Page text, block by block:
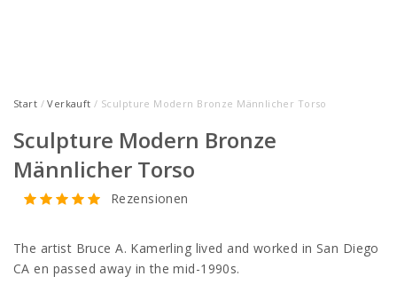
Start /Verkauft / Sculpture Modern Bronze Männlicher Torso
Sculpture Modern Bronze
Männlicher Torso
Rezensionen
The artist Bruce A. Kamerling lived and worked in San Diego
CA en passed away in the mid-1990s.